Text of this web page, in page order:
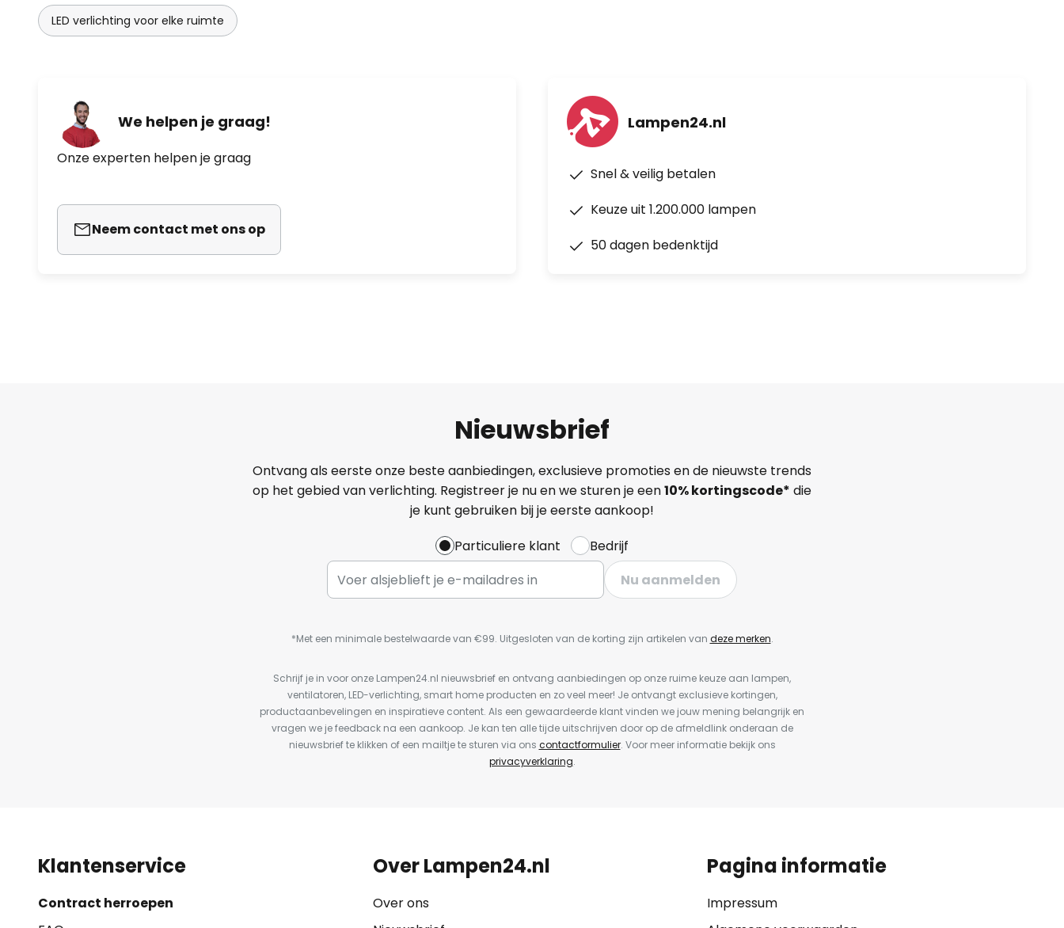
LED verlichting voor elke ruimte
We helpen je graag!
Onze experten helpen je graag
Neem contact met ons op
Lampen24.nl
Snel & veilig betalen
Keuze uit 1.200.000 lampen
50 dagen bedenktijd
Nieuwsbrief
Ontvang als eerste onze beste aanbiedingen, exclusieve promoties en de nieuwste trends
op het gebied van verlichting. Registreer je nu en we sturen je een10% kortingscode* die
je kunt gebruiken bij je eerste aankoop!
Particuliere klant
Bedrijf
Nu aanmelden
*Met een minimale bestelwaarde van €99. Uitgesloten van de korting zijn artikelen van deze merken.
Schrijf je in voor onze Lampen24.nl nieuwsbrief en ontvang aanbiedingen op onze ruime keuze aan lampen,
ventilatoren, LED-verlichting, smart home producten en zo veel meer! Je ontvangt exclusieve kortingen,
productaanbevelingen en inspiratieve content. Als een gewaardeerde klant vinden we jouw mening belangrijk en
vragen we je feedback na een aankoop. Je kan ten alle tijde uitschrijven door op de afmeldlink onderaan de
nieuwsbrief te klikken of een mailtje te sturen via ons contactformulier. Voor meer informatie bekijk ons
privacyverklaring.
Klantenservice
Contract herroepen
Over Lampen24.nl
Over ons
Pagina informatie
Impressum